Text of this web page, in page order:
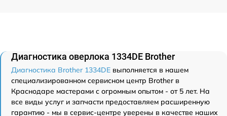
Диагностика оверлока 1334DE Brother
Диагностика Brother 1334DE выполняется в нашем
специализированном сервисном центр Brother в
Краснодаре мастерами с огромным опытом - от 5 лет. На
все виды услуг и запчасти предоставляем расширенную
гарантию - мы в сервис-центре уверены в качестве наших